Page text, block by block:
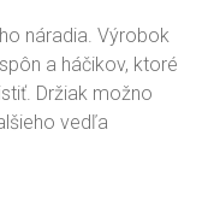
náradia. Výrobok
a háčikov, ktoré
Držiak možno
vedľa